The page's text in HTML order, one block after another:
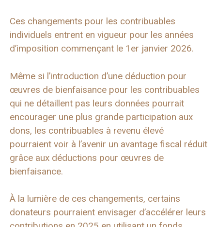
Ces changements pour les contribuables
individuels entrent en vigueur pour les années
d’imposition commençant le 1er janvier 2026.
Même si l’introduction d’une déduction pour
œuvres de bienfaisance pour les contribuables
qui ne détaillent pas leurs données pourrait
encourager une plus grande participation aux
dons, les contribuables à revenu élevé
pourraient voir à l’avenir un avantage fiscal réduit
grâce aux déductions pour œuvres de
bienfaisance.
À la lumière de ces changements, certains
donateurs pourraient envisager d’accélérer leurs